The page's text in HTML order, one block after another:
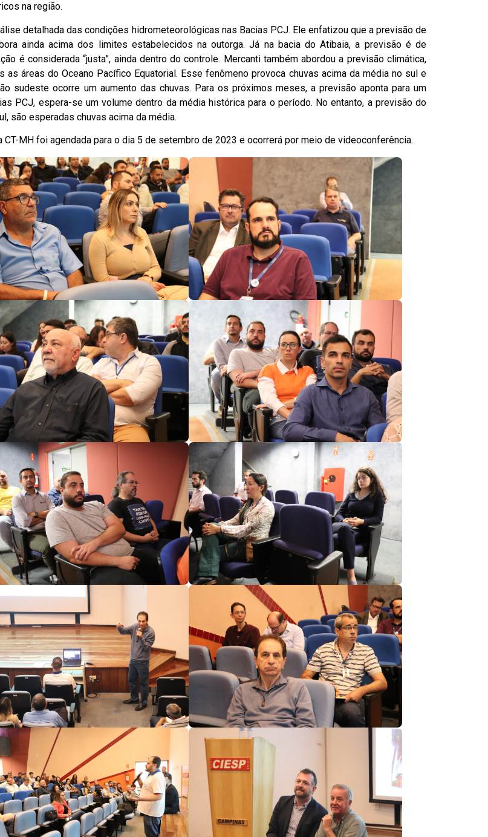
na região.
detalhada das condições hidrometeorológicas nas Bacias PCJ. Ele enfatizou que a previsão de
ainda acima dos limites estabelecidos na outorga. Já na bacia do Atibaia, a previsão é de
é considerada “justa”, ainda dentro do controle. Mercanti também abordou a previsão climática,
áreas do Oceano Pacífico Equatorial. Esse fenômeno provoca chuvas acima da média no sul e
sudeste ocorre um aumento das chuvas. Para os próximos meses, a previsão aponta para um
PCJ, espera-se um volume dentro da média histórica para o período. No entanto, a previsão do
são esperadas chuvas acima da média.
MH foi agendada para o dia 5 de setembro de 2023 e ocorrerá por meio de videoconferência.